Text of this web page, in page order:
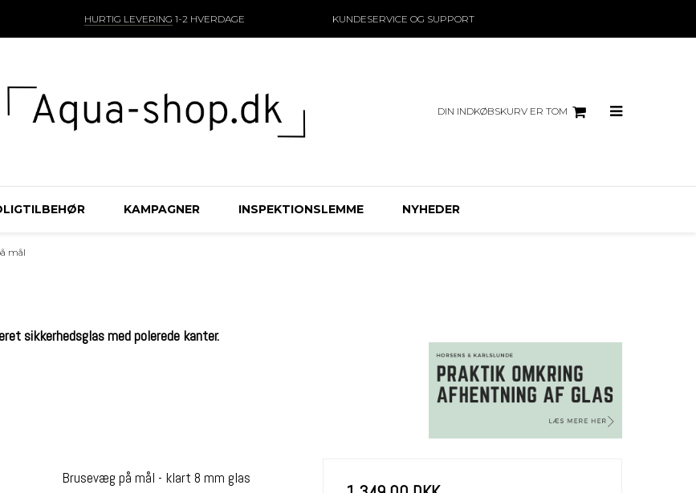
HURTIG LEVERING 1-2 HVERDAGE KUNDESERVICE OG SUPPORT
DIN INDKØBSKURV ER TOM
KAMPAGNER INSPEKTIONSLEMME NYHEDER
mål
sikkerhedsglas med polerede kanter.
Brusevæg på mål - klart 8 mm glas